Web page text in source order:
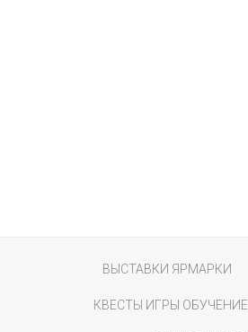
ВЫСТАВКИ ЯРМАРКИ
КВЕСТЫ ИГРЫ ОБУЧЕНИЕ